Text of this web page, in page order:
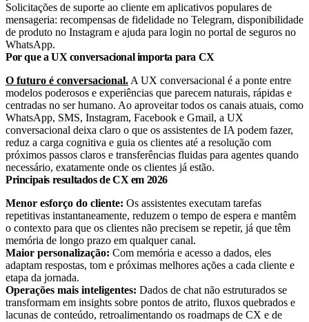
Solicitações de suporte ao cliente em aplicativos populares de
mensageria: recompensas de fidelidade no Telegram, disponibilidade
de produto no Instagram e ajuda para login no portal de seguros no
WhatsApp.
Por que a UX conversacional importa para CX
O futuro é conversacional. A UX conversacional é a ponte entre
modelos poderosos e experiências que parecem naturais, rápidas e
centradas no ser humano. Ao aproveitar todos os canais atuais, como
WhatsApp, SMS, Instagram, Facebook e Gmail, a UX
conversacional deixa claro o que os assistentes de IA podem fazer,
reduz a carga cognitiva e guia os clientes até a resolução com
próximos passos claros e transferências fluidas para agentes quando
necessário, exatamente onde os clientes já estão.
Principais resultados de CX em 2026
Menor esforço do cliente: Os assistentes executam tarefas
repetitivas instantaneamente, reduzem o tempo de espera e mantêm
o contexto para que os clientes não precisem se repetir, já que têm
memória de longo prazo em qualquer canal.
Maior personalização: Com memória e acesso a dados, eles
adaptam respostas, tom e próximas melhores ações a cada cliente e
etapa da jornada.
Operações mais inteligentes: Dados de chat não estruturados se
transformam em insights sobre pontos de atrito, fluxos quebrados e
lacunas de conteúdo, retroalimentando os roadmaps de CX e de